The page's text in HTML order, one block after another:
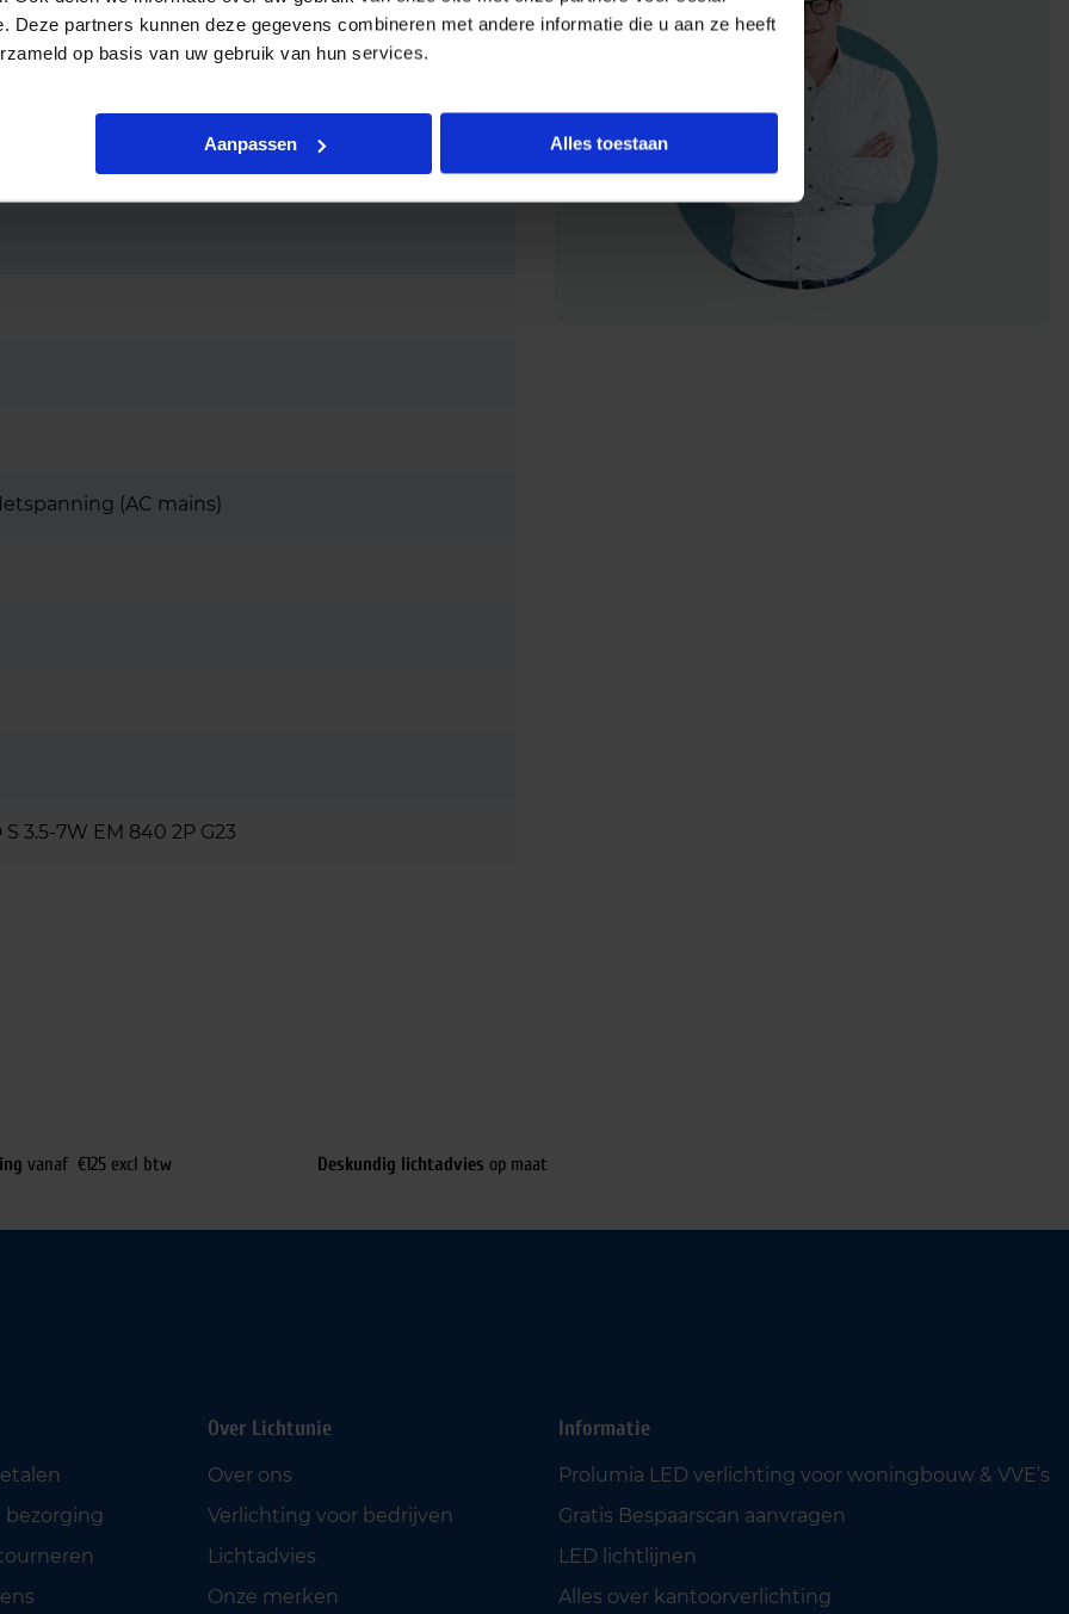
Deze partners kunnen deze gegevens combineren met andere informatie die u aan ze heeft
op basis van uw gebruik van hun services.
Aanpassen Alles toestaan
(AC mains)
3.5-7W EM 840 2P G23
vanaf €125 excl btw Deskundig lichtadvies op maat
bezorging
Over Lichtunie
Over ons
Verlichting voor bedrijven
Lichtadvies
Onze merken
Informatie
Prolumia LED verlichting voor woningbouw & VVE’s
Gratis Bespaarscan aanvragen
LED lichtlijnen
Alles over kantoorverlichting